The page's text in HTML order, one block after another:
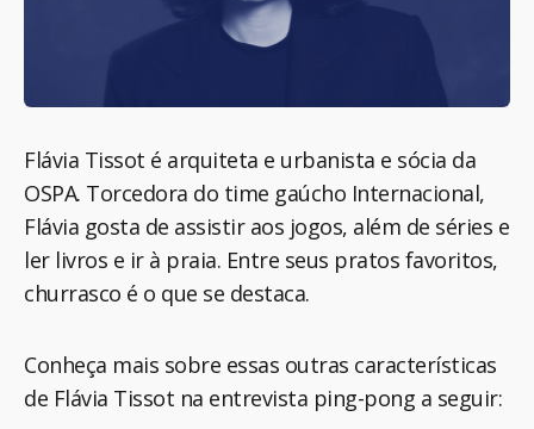
Flávia Tissot é arquiteta e urbanista e sócia da
OSPA. Torcedora do time gaúcho Internacional,
Flávia gosta de assistir aos jogos, além de séries e
lerlivros e ir à praia. Entre seus pratos favoritos,
churrasco é o que se destaca.
Conheça mais sobre essas outras características
de Flávia Tissot na entrevista ping-pong a seguir: